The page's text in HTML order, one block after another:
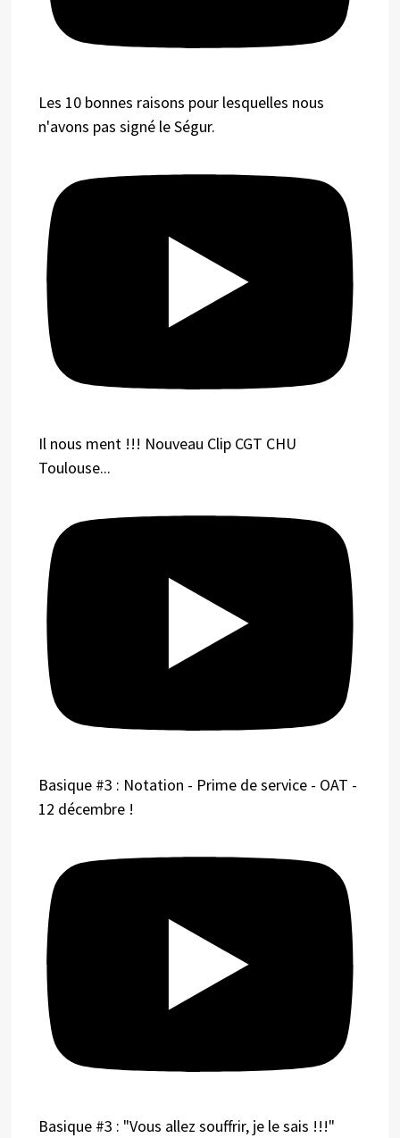
Les 10 bonnes raisons pour lesquelles nous
n'avons pas signé le Ségur.
Il nous ment !!! Nouveau Clip CGT CHU
Toulouse...
Basique #3 : Notation - Prime de service - OAT -
12 décembre !
Basique #3 : "Vous allez souffrir, je le sais !!!"